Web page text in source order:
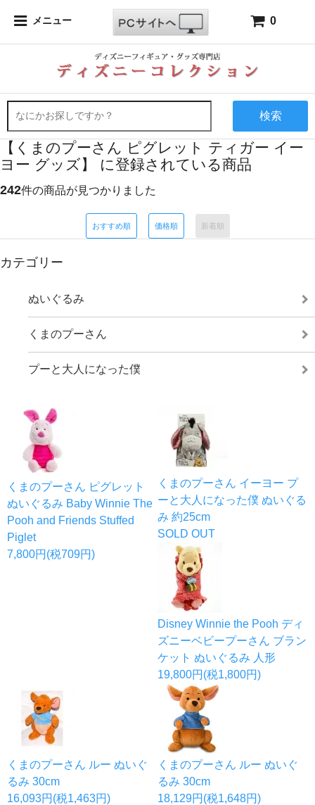
メニュー 0
検索
【くまのプーさん ピグレット ティガー イー
ヨー グッズ】 に登録されている商品
242件の商品が見つかりました
おすすめ順 価格順 新着順
カテゴリー
ぬいぐるみ
くまのプーさん
プーと大人になった僕
くまのプーさん ピグレット
ぬいぐるみ Baby Winnie The
Pooh and Friends Stuffed
Piglet
7,800円(税709円)
くまのプーさん イーヨー プ
ーと大人になった僕 ぬいぐる
み 約25cm
SOLD OUT
Disney Winnie the Pooh ディ
ズニーベビープーさん ブラン
ケット ぬいぐるみ 人形
19,800円(税1,800円)
くまのプーさん ルー ぬいぐ
るみ 30cm
16,093円(税1,463円)
くまのプーさん ルー ぬいぐ
るみ 30cm
18,129円(税1,648円)